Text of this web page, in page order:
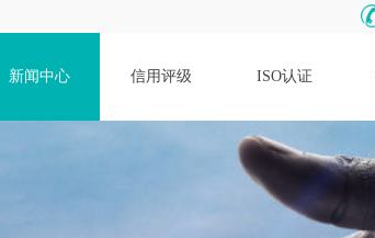
新闻中心 信用评级 ISO认证